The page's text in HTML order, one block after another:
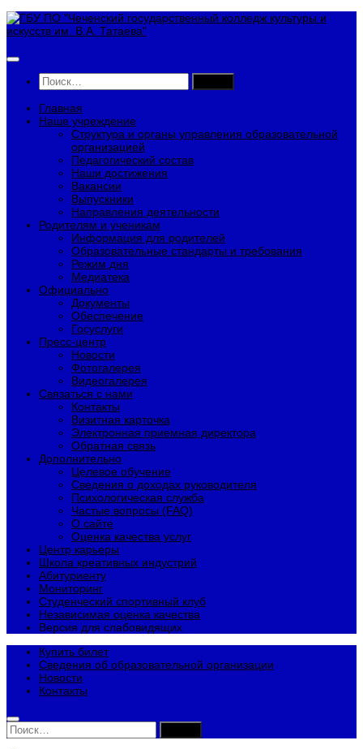
Перейти
к
Найти:
Главная
Наше учреждение
Структура и органы управления образовательной
организацией
Педагогический состав
Наши достижения
Вакансии
Выпускники
Направления деятельности
Родителям и ученикам
Информация для родителей
Образовательные стандарты и требования
Режим дня
Медиатека
Официально
Документы
Обеспечение
Госуслуги
Пресс-центр
Новости
Фотогалерея
Видеогалерея
Связаться с нами
Контакты
Визитная карточка
Электронная приемная директора
Обратная связь
Дополнительно
Целевое обучение
Сведения о доходах руководителя
Психологическая служба
Частые вопросы (FAQ)
О сайте
Оценка качества услуг
Центр карьеры
Школа креативных индустрий
Абитуриенту
Мониторинг
Студенческий спортивный клуб
Независимая оценка качества
Версия для слабовидящих
Купить билет
Сведения об образовательной организации
Новости
Контакты
Найти: